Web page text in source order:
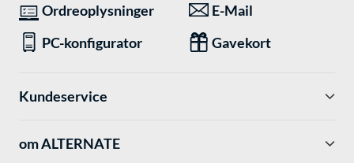
Ordreoplysninger
E-Mail
PC-konfigurator
Gavekort
Kundeservice
om ALTERNATE